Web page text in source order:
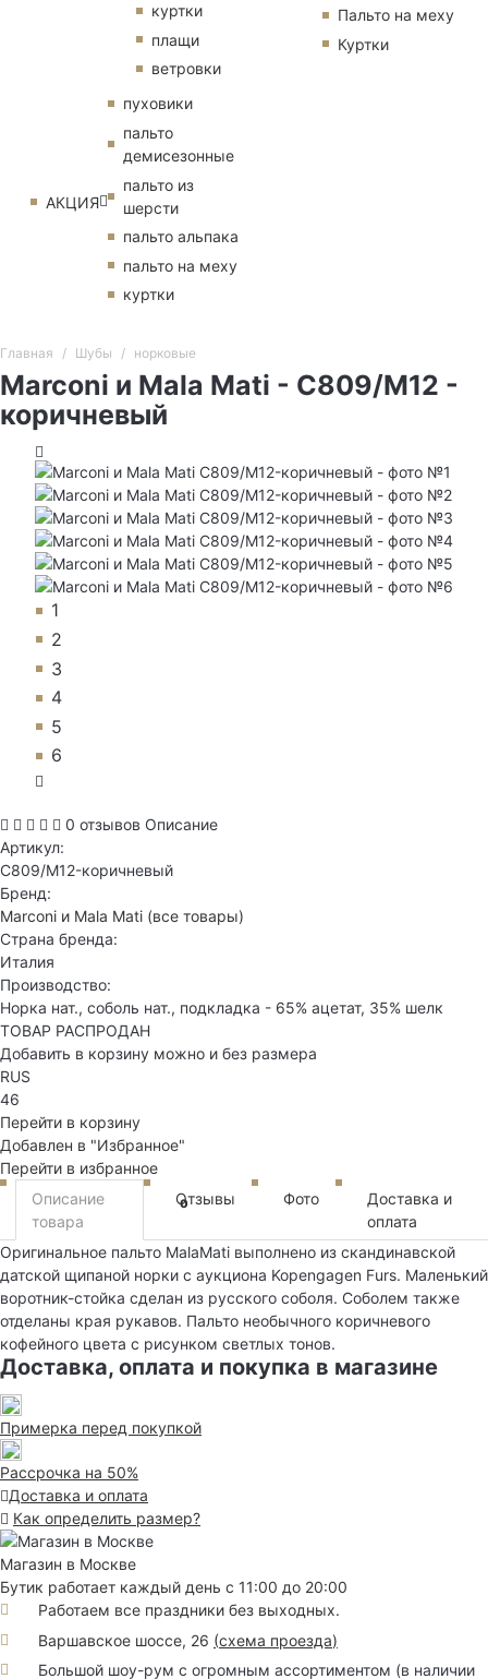
куртки
плащи
ветровки
АКЦИЯ
пуховики
пальто
демисезонные
пальто из
шерсти
пальто альпака
пальто на меху
куртки
Пальто на меху
Куртки
Главная Шубы норковые
Marconi и Mala Mati - C809/M12 -
коричневый
1
2
3
4
5
6
0 отзывов Описание
Артикул:
C809/M12-коричневый
Бренд:
Marconi и Mala Mati (все товары)
Страна бренда:
Италия
Производство:
Норка нат., соболь нат., подкладка - 65% ацетат, 35% шелк
ТОВАР РАСПРОДАН
Добавить в корзину можно и без размера
RUS
46
Перейти в корзину
Добавлен в "Избранное"
Перейти в избранное
Описание
товара
Отзывы
0 Фото
Доставка и
оплата
Оригинальное пальто MalaMati выполнено из скандинавской
датской щипаной норки с аукциона Kopengagen Furs. Маленький
воротник-стойка сделан из русского соболя. Соболем также
отделаны края рукавов. Пальто необычного коричневого
кофейного цвета с рисунком светлых тонов.
Доставка, оплата и покупка в магазине
Примерка перед покупкой
Рассрочка на 50%
Доставка и оплата
Как определить размер?
Магазин в Москве
Бутик работает каждый день с 11:00 до 20:00
Работаем все праздники без выходных.
Варшавское шоссе, 26 (схема проезда)
Большой шоу-рум с огромным ассортиментом (в наличии